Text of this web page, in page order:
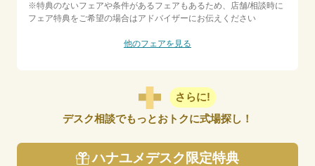
※特典のないフェアや条件があるフェアもあるため、店舗/相談時に
フェア特典をご希望の場合はアドバイザーにお伝えください
他のフェアを見る
さらに!
デスク相談でもっとおトクに式場探し！
ハナユメデスク限定特典